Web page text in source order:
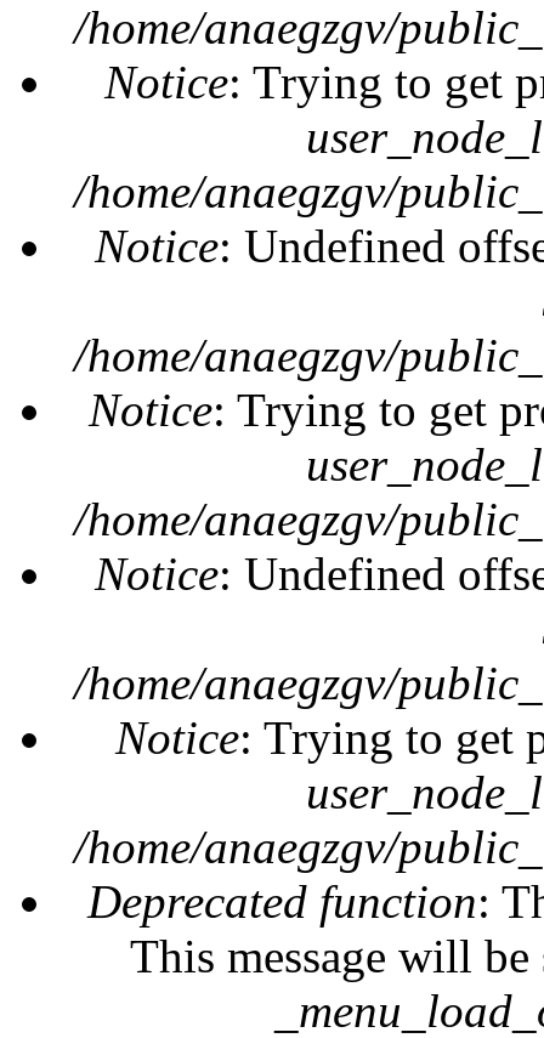
/home/anaegzgv/
Notice: Trying to get
/home/anaegzgv/
Notice: Undefined
/home/anaegzgv/
Notice: Trying to get
/home/anaegzgv/
Notice: Undefined
/home/anaegzgv/
Notice: Trying to get
/home/anaegzgv/
Deprecated function:
This message will